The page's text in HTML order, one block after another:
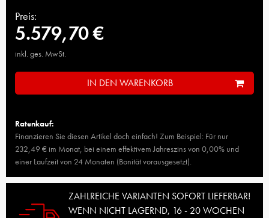
Preis:
5.579,70 €
inkl. ges. MwSt.
IN DEN WARENKORB
Ratenkauf:
Finanzieren Sie diesen Artikel doch einfach! Zum Beispiel: Für nur
232,49 € im Monat, bei einem effektivem Jahreszins von 0,00% und
einer Laufzeit von 24 Monaten (Bonität vorausgesetzt).
ZAHLREICHE VARIANTEN SOFORT LIEFERBAR!
WENN NICHT LAGERND, 16 - 20 WOCHEN